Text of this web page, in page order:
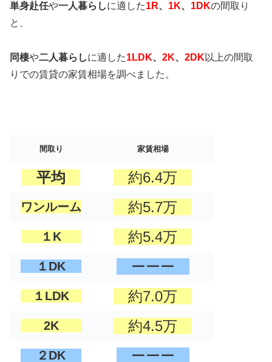
単身赴任や一人暮らしに適した1R、 1K、 1DKの間取り
と、
同棲や二人暮らしに適した1LDK、 2K、 2DK 以上の間取
りでの賃貸の家賃相場を調べました。
間取り 家賃相場
平均 約6.4万
ワンルーム 約5.7万
１K 約5.4万
１DK ーーー
１LDK 約7.0万
2K 約4.5万
２DK ーーー